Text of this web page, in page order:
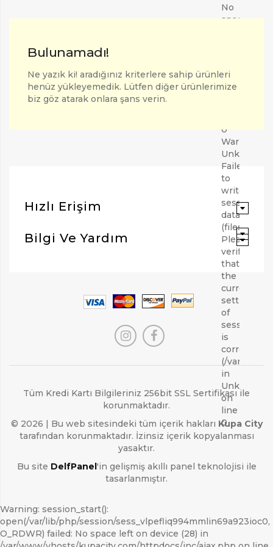
No
space
(28)
in
Unknown
0
Warning:
Unknown:
Failed
to
write
session
data
(files).
Please
verify
that
the
current
setting
of
is
correct
(/var/lib/
in
Unknown
on
line
0
ARAMAK İÇIN ENTER'E BASIN
Bulunamadı!
Ne yazık ki! aradığınız kriterlere sahip ürünleri
henüz yükleyemedik. Lütfen diğer ürünlerimize
biz göz atarak onlara şans verin.
Hızlı Erişim
Bilgi Ve Yardım
Tüm Kredi Kartı Bilgileriniz 256bit SSL Sertifikası ile
korunmaktadır.
© 2026 | Bu web sitesindeki tüm içerik hakları Kupa City
tarafından korunmaktadır. İzinsiz içerik kopyalanması
yasaktır.
Bu site DelfPanel'in gelişmiş akıllı panel teknolojisi ile
tasarlanmıştır.
Warning: session_start():
open(/var/lib/php/session/sess_vlpefliq994mmlin69a923ioc0,
O_RDWR) failed: No space left on device (28) in